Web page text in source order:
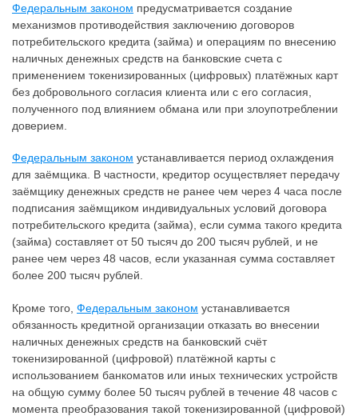
Федеральным законом предусматривается создание
механизмов противодействия заключению договоров
потребительского кредита (займа) и операциям по внесению
наличных денежных средств на банковские счета с
применением токенизированных (цифровых) платёжных карт
без добровольного согласия клиента или с его согласия,
полученного под влиянием обмана или при злоупотреблении
доверием.
Федеральным законом устанавливается период охлаждения
для заёмщика. В частности, кредитор осуществляет передачу
заёмщику денежных средств не ранее чем через 4 часа после
подписания заёмщиком индивидуальных условий договора
потребительского кредита (займа), если сумма такого кредита
(займа) составляет от 50 тысяч до 200 тысяч рублей, и не
ранее чем через 48 часов, если указанная сумма составляет
более 200 тысяч рублей.
Кроме того, Федеральным законом устанавливается
обязанность кредитной организации отказать во внесении
наличных денежных средств на банковский счёт
токенизированной (цифровой) платёжной карты с
использованием банкоматов или иных технических устройств
на общую сумму более 50 тысяч рублей в течение 48 часов с
момента преобразования такой токенизированной (цифровой)